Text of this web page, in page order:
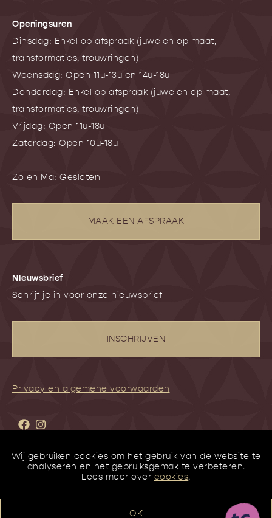
Wij gebruiken cookies om het gebruik van de website te
analyseren en het gebruiksgemak te verbeteren.
Lees meer over cookies.
OK
Openingsuren
Dinsdag: Enkel op afspraak (juwelen op maat,
transformaties, trouwringen)
Woensdag: Open 11u-13u en 14u-18u
Donderdag: Enkel op afspraak (juwelen op maat,
transformaties, trouwringen)
Vrijdag: Open 11u-18u
Zaterdag: Open 10u-18u
Zo en Ma: Gesloten
MAAK EEN AFSPRAAK
NIeuwsbrief
Schrijf je in voor onze nieuwsbrief
INSCHRIJVEN
Privacy en algemene voorwaarden